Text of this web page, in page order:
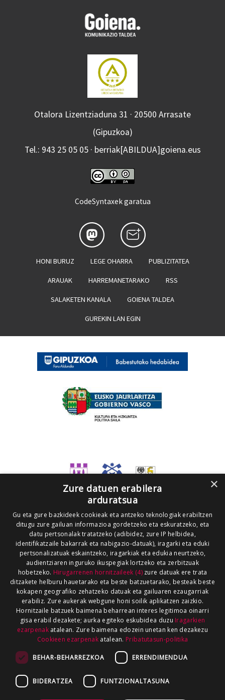
Otalora Lizentziaduna 31 · 20500 Arrasate
(Gipuzkoa)
Tel.: 943 25 05 05 · berriak[ABILDUA]goiena.eus
CodeSyntaxek garatua
HONI BURUZ LEGE OHARRA PUBLIZITATEA
ARAUAK HARREMANETARAKO RSS
SALAKETEN KANALA GOIENA TALDEA
GUREKIN LAN EGIN
×
Zure datuen erabilera
arduratsua
Gu eta gure bazkideek cookieak eta antzeko teknologiak erabiltzen
ditugu zure gailuan informazioa gordetzeko eta eskuratzeko, eta
datu pertsonalak tratatzeko (adibidez, zure IP helbidea,
identifikatzaile bakarrak eta nabigazio-datuak), iragarki eta eduki
pertsonalizatuak eskaintzeko, iragarkiak eta edukia neurtzeko,
audientziaren inguruko ikuspegiak lortzeko eta zerbitzuak
hobetzeko. Hirugarrenen hornitzaileek (4)zure datuak ere trata
ditzakete helburu hauetarako eta beste batzuetarako, besteak beste
kokapen geografiko zehatzeko datuak eta gailuaren ezaugarriak
erabiliz. Zure aukerak webgune honi soilik aplikatzen zaizkio.
Hornitzaile batzuek baimena beharrean interes legitimoa oinarri
gisa erabil dezakete; aurka egiteko eskubidea duzu Iragarkien
ezarpenakatalean. Zure baimena edozein unetan ken dezakezu
Cookieen ezarpenak atalean. Pribatutasun-politika
BEHAR-BEHARREZKOA ERRENDIMENDUA
BIDERATZEA FUNTZIONALTASUNA